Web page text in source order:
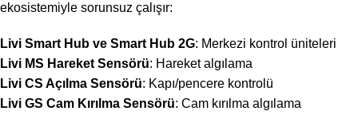
ekosistemiyle sorunsuz çalışır:
Livi Smart Hub ve Smart Hub 2G: Merkezi kontrol üniteleri
Livi MS Hareket Sensörü: Hareket algılama
Livi CS Açılma Sensörü: Kapı/pencere kontrolü
Livi GS Cam Kırılma Sensörü: Cam kırılma algılama